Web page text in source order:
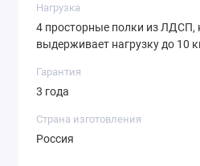
Нагрузка
4 просторные полки из ЛДСП,
выдерживает нагрузку до 10
Гарантия
3 года
Страна изготовления
Россия